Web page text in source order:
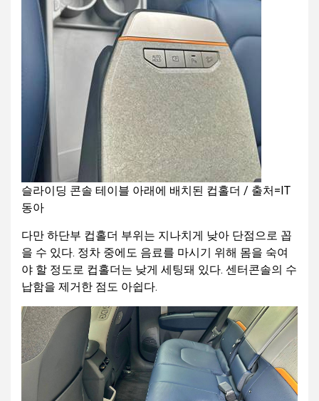
슬라이딩 콘솔 테이블 아래에 배치된 컵홀더 / 출처=IT
동아
다만 하단부 컵홀더 부위는 지나치게 낮아 단점으로 꼽
을 수 있다. 정차 중에도 음료를 마시기 위해 몸을 숙여
야 할 정도로 컵홀더는 낮게 세팅돼 있다. 센터콘솔의 수
납함을 제거한 점도 아쉽다.